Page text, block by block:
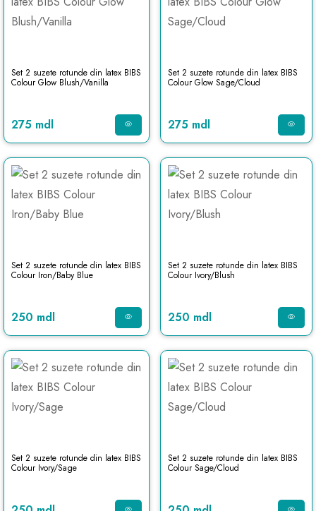
Set 2 suzete rotunde din latex BIBS
Colour Glow Blush/Vanilla
275 mdl
Set 2 suzete rotunde din latex BIBS
Colour Glow Sage/Cloud
275 mdl
Set 2 suzete rotunde din latex BIBS
Colour Iron/Baby Blue
250 mdl
Set 2 suzete rotunde din latex BIBS
Colour Ivory/Blush
250 mdl
Set 2 suzete rotunde din latex BIBS
Colour Ivory/Sage
Set 2 suzete rotunde din latex BIBS
Colour Sage/Cloud